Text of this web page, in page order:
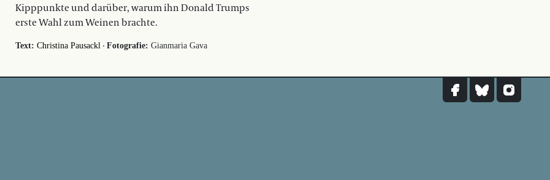
Kipppunkte und darüber, warum ihn Donald Trumps
erste Wahl zum Weinen brachte.
Text: Christina Pausackl· Fotografie: Gianmaria Gava